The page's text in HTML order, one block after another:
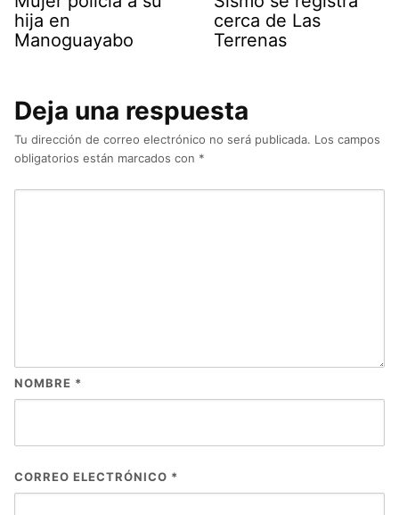
hija en
Manoguayabo
cerca de Las
Terrenas
Deja una respuesta
Tu dirección de correo electrónico no será publicada. Los campos
obligatorios están marcados con *
NOMBRE *
CORREO ELECTRÓNICO *